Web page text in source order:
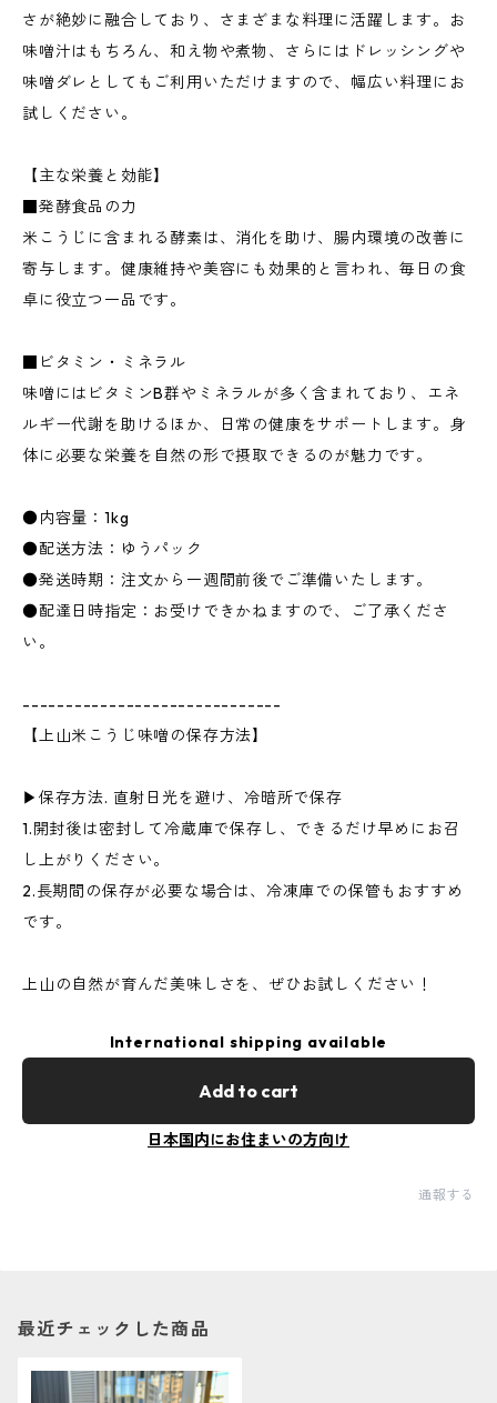
さが絶妙に融合しており、さまざまな料理に活躍します。お
味噌汁はもちろん、和え物や煮物、さらにはドレッシングや
味噌ダレとしてもご利用いただけますので、幅広い料理にお
試しください。
【主な栄養と効能】
■発酵食品の力
米こうじに含まれる酵素は、消化を助け、腸内環境の改善に
寄与します。健康維持や美容にも効果的と言われ、毎日の食
卓に役立つ一品です。
■ビタミン・ミネラル
味噌にはビタミンB群やミネラルが多く含まれており、エネ
ルギー代謝を助けるほか、日常の健康をサポートします。身
体に必要な栄養を自然の形で摂取できるのが魅力です。
●内容量：1kg
●配送方法：ゆうパック
●発送時期：注文から一週間前後でご準備いたします。
●配達日時指定：お受けできかねますので、ご了承くださ
い。
------------------------------
【上山米こうじ味噌の保存方法】
▶︎保存方法. 直射日光を避け、冷暗所で保存
1.開封後は密封して冷蔵庫で保存し、できるだけ早めにお召
し上がりください。
2.長期間の保存が必要な場合は、冷凍庫での保管もおすすめ
です。
上山の自然が育んだ美味しさを、ぜひお試しください！
International shipping available
Add to cart
日本国内にお住まいの方向け
通報する
最近チェックした商品